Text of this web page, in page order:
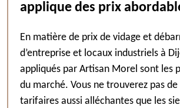
applique des prix
En matière de prix de vidage et
d’entreprise et locaux industriels à
appliqués par Artisan Morel sont les
du marché. Vous ne trouverez pas
tarifaires aussi alléchantes que les